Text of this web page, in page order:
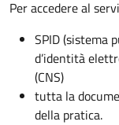
Per accedere al
SPID (sistema
d’identità
(CNS)
tutta la
della pratica.